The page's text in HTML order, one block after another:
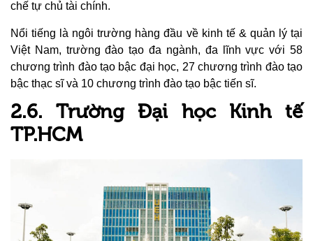
chế tự chủ tài chính.
Nổi tiếng là ngôi trường hàng đầu về kinh tế & quản lý tại
Việt Nam, trường đào tạo đa ngành, đa lĩnh vực với 58
chương trình đào tạo bậc đại học, 27 chương trình đào tạo
bậc thạc sĩ và 10 chương trình đào tạo bậc tiến sĩ.
2.6. Trường Đại học Kinh tế
TP.HCM